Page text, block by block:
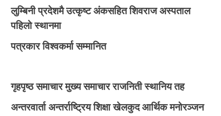
लुम्बिनी प्रदेशमै उत्कृष्ट अंकसहित शिवराज अस्पताल
पहिलो स्थानमा
पत्रकार विश्वकर्मा सम्मानित
गृहपृष्ठ समाचार मुख्य समाचार राजनिती स्थानिय तह
अन्तरवार्ता अन्तर्राष्ट्रिय शिक्षा खेलकुद आर्थिक मनोरञ्जन